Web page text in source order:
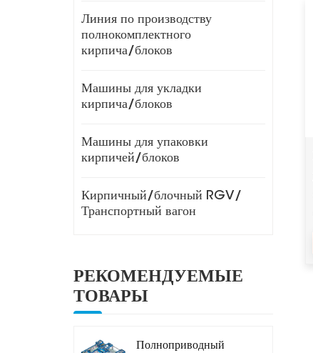
Линия по производству
полнокомплектного
кирпича/блоков
Машины для укладки
кирпича/блоков
Машины для упаковки
кирпичей/блоков
Кирпичный/блочный RGV/
Транспортный вагон
РЕКОМЕНДУЕМЫЕ
ТОВАРЫ
Полноприводный